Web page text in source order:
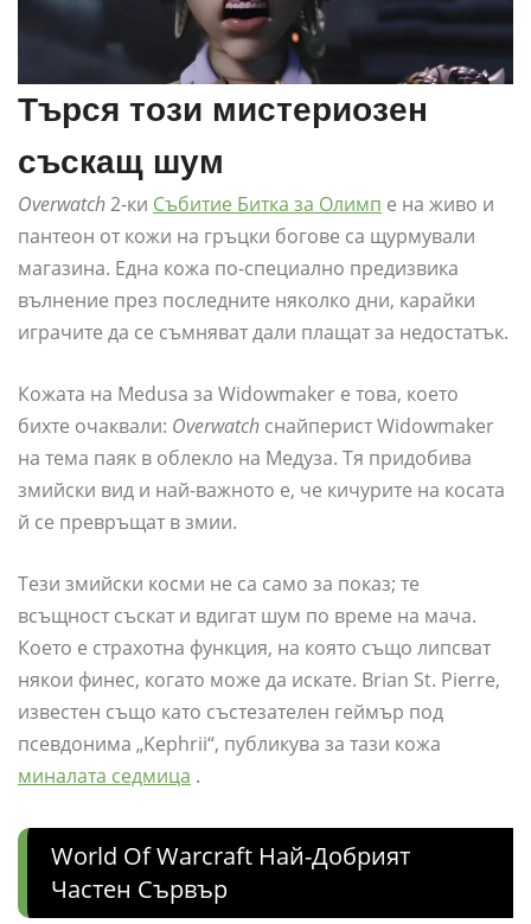
Търся този мистериозен
съскащ шум
Overwatch2-ки Събитие Битка за Олимп е на живо и
пантеон от кожи на гръцки богове са щурмували
магазина. Една кожа по-специално предизвика
вълнение през последните няколко дни, карайки
играчите да се съмняват дали плащат за недостатък.
Кожата на Medusa за Widowmaker е това, което
бихте очаквали: Overwatch снайперист Widowmaker
на тема паяк в облекло на Медуза. Тя придобива
змийски вид и най-важното е, че кичурите на косата
й се превръщат в змии.
Тези змийски косми не са само за показ; те
всъщност съскат и вдигат шум по време на мача.
Което е страхотна функция, на която също липсват
някои финес, когато може да искате. Brian St. Pierre,
известен също като състезателен геймър под
псевдонима „Kephrii“, публикува за тази кожа
миналата седмица .
World Of Warcraft Най-Добрият
Частен Сървър